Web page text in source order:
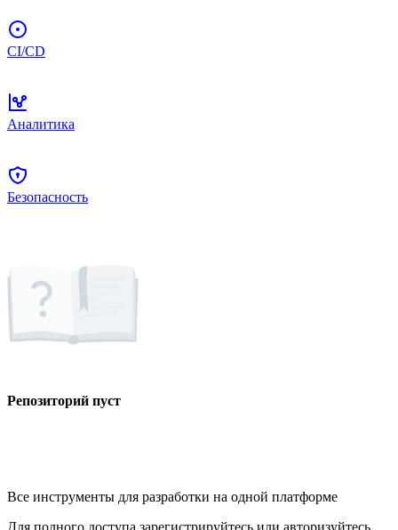
CI/CD
Аналитика
Безопасность
Репозиторий пуст
Все инструменты для разработки на одной платформе
Для полного доступа зарегистрируйтесь или авторизуйтесь